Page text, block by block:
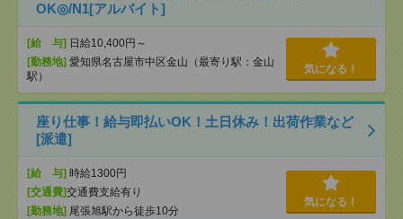
OK◎/N1[アルバイト]
[給 与] 日給10,400円～
[勤務地] 愛知県名古屋市中区金山（最寄り駅：金山
駅）
気になる！
座り仕事！給与即払いOK！土日休み！出荷作業など
[派遣]
[給 与] 時給1300円
[交通費]交通費支給有り
[勤務地] 尾張旭駅から徒歩10分
気になる！